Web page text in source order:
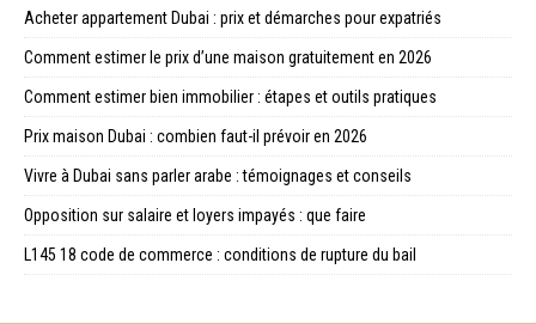
Acheter appartement Dubai : prix et démarches pour expatriés
Comment estimer le prix d’une maison gratuitement en 2026
Comment estimer bien immobilier : étapes et outils pratiques
Prix maison Dubai : combien faut-il prévoir en 2026
Vivre à Dubai sans parler arabe : témoignages et conseils
Opposition sur salaire et loyers impayés : que faire
L145 18 code de commerce : conditions de rupture du bail